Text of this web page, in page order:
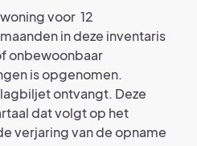
voor 12
in deze inventaris
onbewoonbaar
is opgenomen.
ontvangt. Deze
dat volgt op het
verjaring van de opname